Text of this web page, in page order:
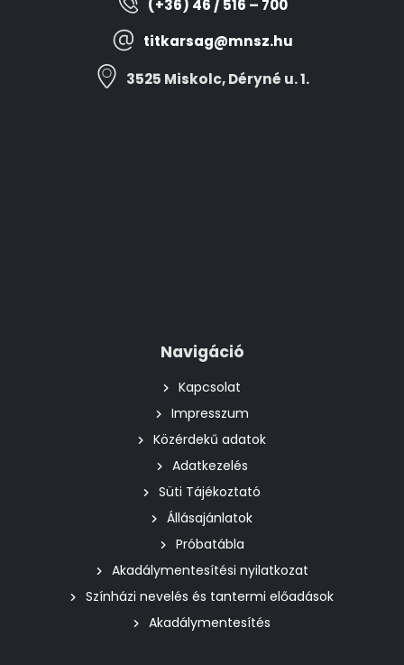
(+36) 46 / 516 – 700
titkarsag@mnsz.hu
3525 Miskolc, Déryné u. 1.
Navigáció
Kapcsolat
Impresszum
Közérdekű adatok
Adatkezelés
Süti Tájékoztató
Állásajánlatok
Próbatábla
Akadálymentesítési nyilatkozat
Színházi nevelés és tantermi előadások
Akadálymentesítés